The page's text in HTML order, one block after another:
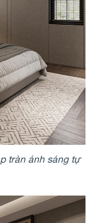
tràn ánh sáng tự